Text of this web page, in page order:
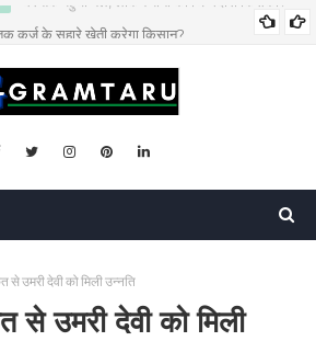
कर्ज के सहारे खेती करेगा किसान?
से उमरी देवी को मिली उन्नति
से उमरी देवी को मिली